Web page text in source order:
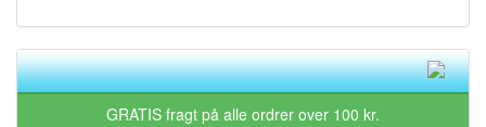
GRATIS fragt på alle ordrer over 100 kr.